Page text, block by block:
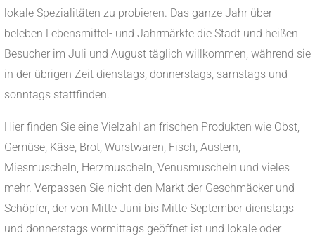
lokale Spezialitäten zu probieren. Das ganze Jahr über
beleben Lebensmittel- und Jahrmärkte die Stadt und heißen
Besucher im Juli und August täglich willkommen, während sie
in der übrigen Zeit dienstags, donnerstags, samstags und
sonntags stattfinden.
Hier finden Sie eine Vielzahl an frischen Produkten wie Obst,
Gemüse, Käse, Brot, Wurstwaren, Fisch, Austern,
Miesmuscheln, Herzmuscheln, Venusmuscheln und vieles
mehr. Verpassen Sie nicht den Markt der Geschmäcker und
Schöpfer, der von Mitte Juni bis Mitte September dienstags
und donnerstags vormittags geöffnet ist und lokale oder